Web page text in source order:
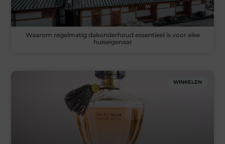
Waarom regelmatig dakonderhoud essentieel is voor elke
huiseigenaar
WINKELEN